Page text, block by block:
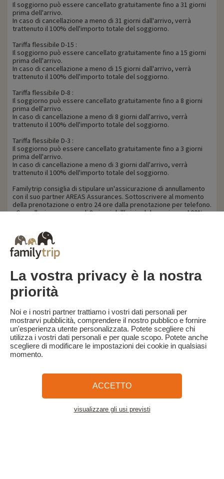
Il soggiorno può essere cancellato gratuitamente fino a 31 giorni
prima dell'arrivo.
In caso di cancellazione a meno di 31 giorni dall'arrivo, verrà
trattenuto il 100% dell'importo totale del soggiorno.
Tariffa flessibile D-15 :
Il soggiorno può essere cancellato gratuitamente fino a 15 giorni
prima dell'arrivo.
In caso di cancellazione a meno di 15 giorni dall'arrivo, verrà
trattenuto il 100% dell'importo totale del soggiorno.
Tariffa flessibile D-8 :
Il soggiorno può essere cancellato gratuitamente fino a 8 giorni
prima dell'arrivo.
In caso di cancellazione a meno di 8 giorni dall'arrivo, verrà
trattenuto il 100% dell'importo totale del soggiorno.
Tariffa flessibile D-3 :
Il soggiorno può essere cancellato gratuitamente fino a 3 giorni
prima dell'arrivo.
In caso di cancellazione a meno di 3 giorni dall'arrivo, verrà
trattenuto il 100% dell'importo totale del soggiorno.
Familytrip consiglia di stipulare un'assicurazione di annullamento
con il suo partner AREAS Assurances. Sottoscrivere al momento
della prenotazione o entro 24 ore dalla prenotazione per telefono.
- Cancellazione a meno di 8 giorni dall'inizio del soggiorno: 100%
Per tutte le prenotazioni effettuate prima del 13 novembre 2020
(stagione invernale) o del 18 novembre (stagione estiva), le penali
di cancellazione sono calcolate in base alla seguente tabella:
- Cancellazione a partire da 30 giorni prima dell'inizio del
soggiorno: trattenuta della caparra.
- Cancellazione a meno di 30 giorni dall'inizio del soggiorno: 100%
del prezzo del soggiorno.
Familytrip consiglia di stipulare un'assicurazione di annullamento
con il suo partner AREAS Assurances. Da sottoscrivere al
momento della prenotazione o entro 24 ore dalla prenotazione
per telefono.
Termini e condizioni generali e informativa sulla privacy
Cosa dice di noi la stampa
Mappa del sito
La vostra privacy è la nostra
priorità
Noi e i nostri partner trattiamo i vostri dati personali per
mostrarvi pubblicità, comprendere il nostro pubblico e fornire
un'esperienza utente personalizzata. Potete scegliere chi
utilizza i vostri dati personali e per quale scopo. Potete anche
scegliere di modificare le impostazioni dei cookie in qualsiasi
momento.
ACCETTO
visualizzare gli usi previsti